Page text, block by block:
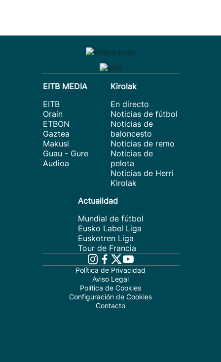
EITB MEDIA
EITB
Orain
ETBON
Gaztea
Makusi
Guau - Gure
Audioa
Kirolak
En directo
Noticias de fútbol
Noticias de
baloncesto
Noticias de remo
Noticias de
pelota
Noticias de Herri
Kirolak
Actualidad
Mundial de fútbol
Eusko Label Liga
Euskotren Liga
Tour de Francia
Política de Privacidad
Aviso Legal
Política de Cookies
Configuración de Cookies
Contacto